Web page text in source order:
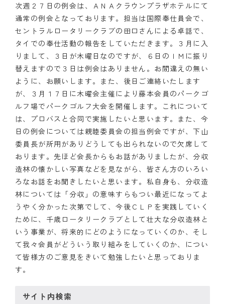
年間プログラム
組織図
クラブのあゆみ
クラブの歴史
歴代会長・幹事
記念誌
案内
例会場・事務局の案内
リンク集
情報公開
入会のご案内
次週２７日の例会は、ＡＮＡクラウンプラザホテルにて
通常の例会となっております。担当は国際奉仕員会で、
セントラルロータリークラブの田口さんによる卓話で、
タイでの奉仕活動の報告をしていただきます。３月に入
りまして、３日が木曜日なのですが、６日のＩＭに振り
替えますので３日は例会はありません。お間違えの無い
ように、お願いします。また、後日ご連絡いたします
が、３月１７日に木曜会主催により藤本会員のパークゴ
ルフ場でパークゴルフ大会を開催します。これについて
は、プロバスと合同で実施したいと思います。また、今
日の例会については親睦委員会の担当例会ですが、下山
委員長が所用がありどうしても出られないので欠席して
おります。先ほど会長からもお話がありましたが、分収
造林の懐かしい写真などを見ながら、皆さん方のいろい
ろなお話をお聞きしたいと思います。私自身も、分収造
林については「分収」の意味すらもつい最近になってよ
うやく分かった次第でして、今後ＣＬＰを実践していく
ために、千歳ロータリークラブとして壮大な分収造林と
いう事業が、将来的にどのようになっていくのか、そし
て我々会員がどういう取り組みをしていくのか、につい
て皆様方のご意見をきいて勉強したいと思っておりま
す。
サイト内検索